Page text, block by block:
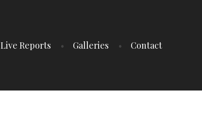
Live Reports Galleries Contact